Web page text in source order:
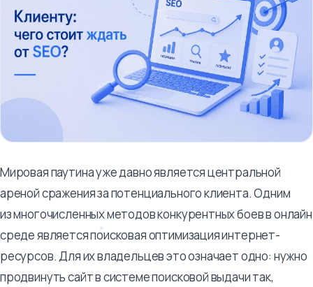
Мировая паутина уже давно является центральной
ареной сражения за потенциального клиента. Одним
из многочисленных методов конкурентных боев в онлайн
среде является поисковая оптимизация интернет-
ресурсов. Для их владельцев это означает одно: нужно
продвинуть сайт в системе поисковой выдачи так,